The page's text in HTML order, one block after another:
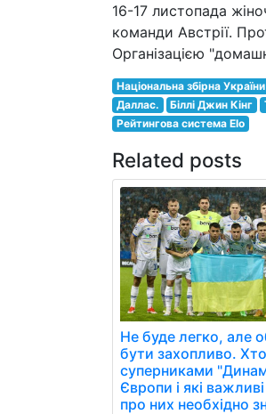
16-17 листопада
команди Австрії.
Організацією
Національна збірна
Даллас.
Біллі Джин Кінг
Рейтингова система Elo
Related posts
Не буде легко, але
бути захопливо.
суперниками
Європи і які
про них необхідно